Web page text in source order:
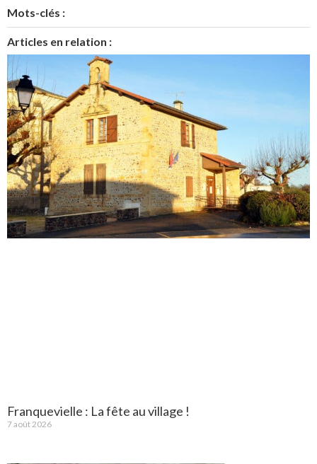
Mots-clés :
Articles en relation :
Franquevielle : La fête au village !
7 août 2026